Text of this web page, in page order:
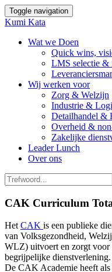
Toggle navigation
Kumi Kata
Wat we Doen
Quick wins,
LMS selectie &
Wij werken voor
Zorg & Welzijn
Industrie &
Detailhandel &
Overheid &
Zakelijke
Leader Lunch
Over ons
CAK Curriculum
HetCAK is een publieke
van Volksgezondheid,
WLZ) uitvoert en zorgt voor
begrijpelijke dienstverlening.
De CAK Academie heeft